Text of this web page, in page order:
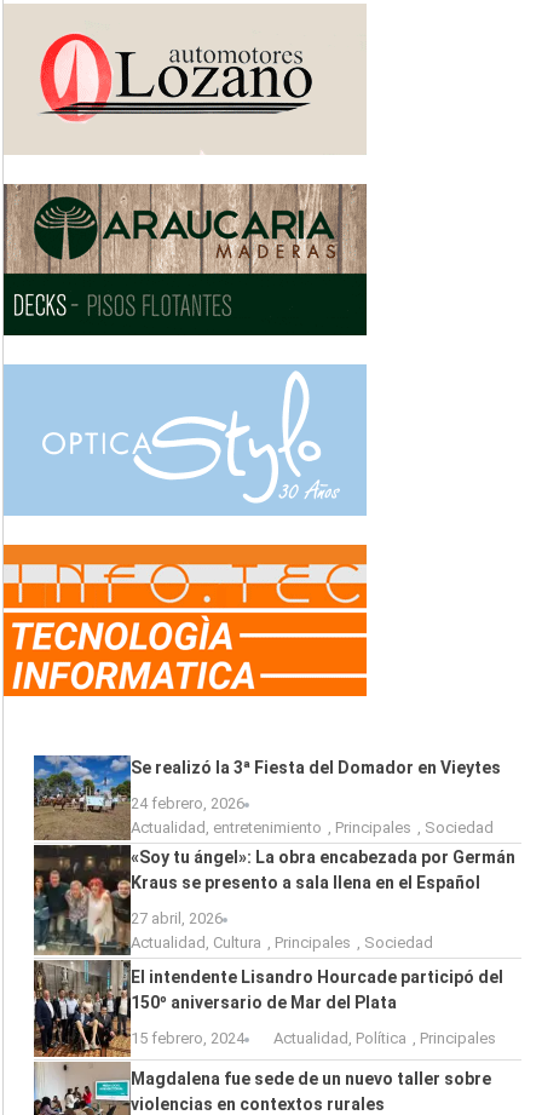
Se realizó la 3ª Fiesta del Domador en Vieytes
24 febrero, 2026
Actualidad , entretenimiento , Principales , Sociedad
«Soy tu ángel»: La obra encabezada por Germán
Kraus se presento a sala llena en el Español
27 abril, 2026
Actualidad , Cultura , Principales , Sociedad
El intendente Lisandro Hourcade participó del
150º aniversario de Mar del Plata
15 febrero, 2024 Actualidad , Política , Principales
Magdalena fue sede de un nuevo taller sobre
violencias en contextos rurales